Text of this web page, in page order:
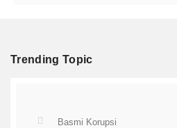
Trending Topic
Basmi Korupsi